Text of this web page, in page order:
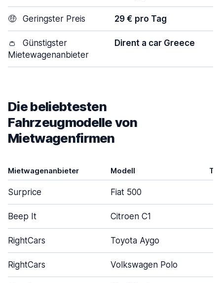
🤑 Geringster Preis 29 € pro Tag
👛
Günstigster
Mietewagenanbieter
Dirent a car Greece
Die beliebtesten
Fahrzeugmodelle von
Mietwagenfirmen
Mietwagenanbieter Modell
Surprice Fiat 500
Beep It Citroen C1
RightCars Toyota Aygo
RightCars Volkswagen Polo